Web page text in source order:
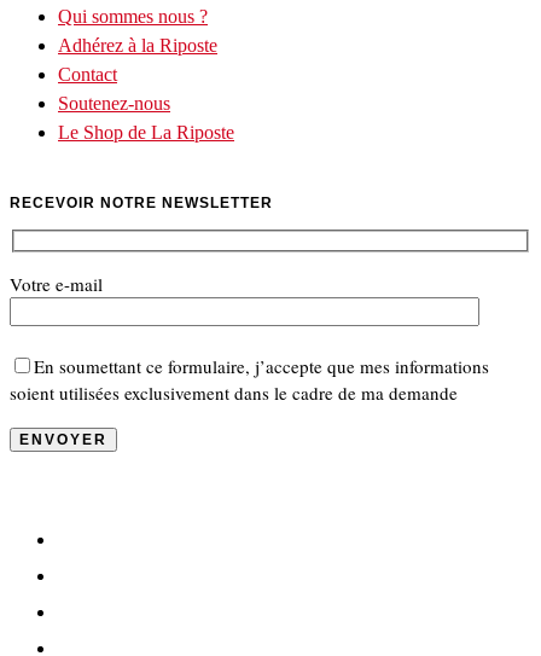
Qui sommes nous ?
Adhérez à la Riposte
Contact
Soutenez-nous
Le Shop de La Riposte
RECEVOIR NOTRE NEWSLETTER
Votre e-mail
En soumettant ce formulaire, j’accepte que mes informations
soient utilisées exclusivement dans le cadre de ma demande